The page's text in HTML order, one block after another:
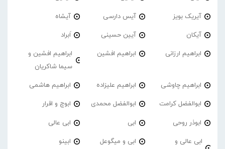
آیریک بویز آیس دارسی آیشاه
آیکان آیین حسینی اَبراد
ابراهیم ارزانی ابراهیم افشین
ابراهیم افشین و
سیما شاکریان
ابراهیم چاوشی ابراهیم علیزاده ابراهیم هاشمی
ابوالفضل کرامت ابوالفضل محمدی ابوچ و اقرار
ابوذر روحی ابی ابی عالی
ابی عالی و
ابی و میگوعل ابینو